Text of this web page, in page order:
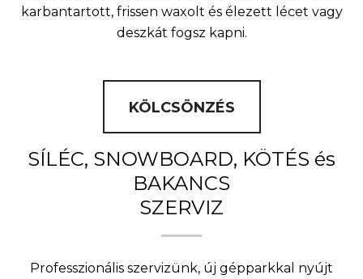
karbantartott, frissen waxolt és élezett lécet vagy
deszkát fogsz kapni.
KÖLCSÖNZÉS
SÍLÉC, SNOWBOARD, KÖTÉS és
BAKANCS
SZERVIZ
Professzionális szervizünk, új gépparkkal nyújt